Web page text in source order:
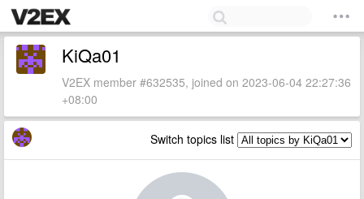
KiQa01
V2EX member #632535, joined on 2023-06-04 22:27:36
+08:00
Switch topics list